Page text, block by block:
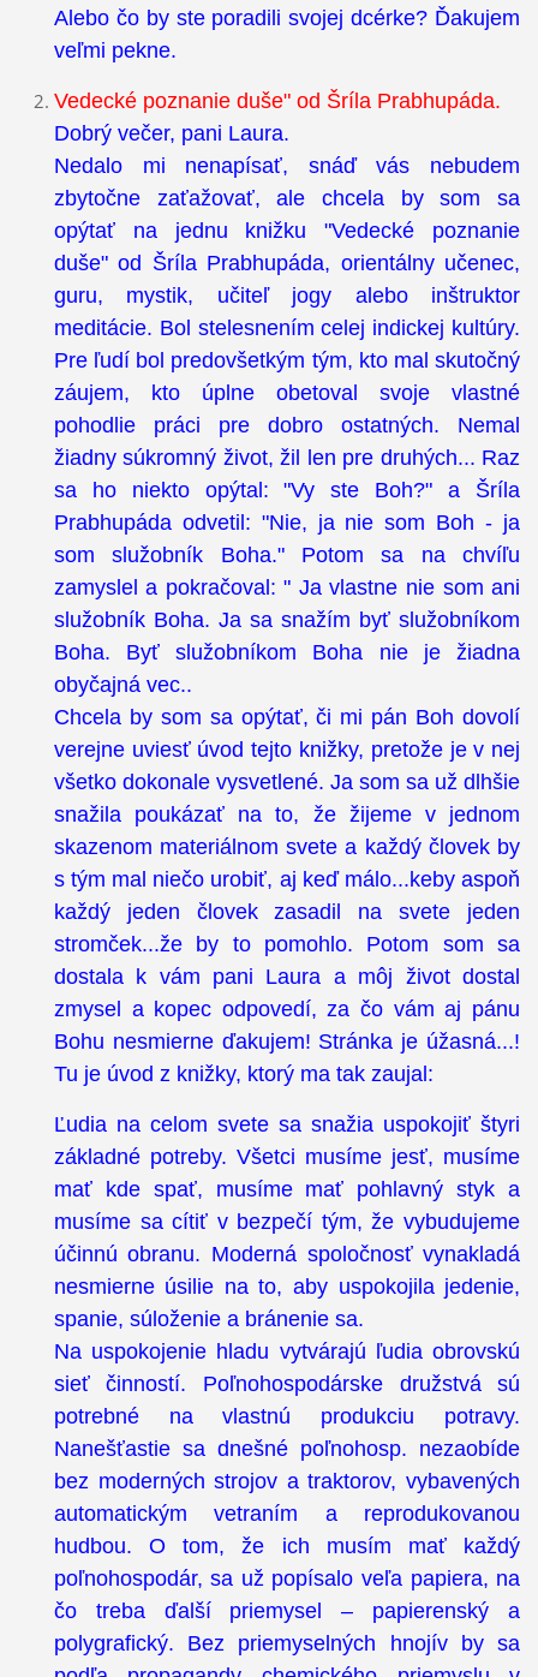
Alebo čo by ste poradili svojej dcérke? Ďakujem
veľmi pekne.
Vedecké poznanie duše" od Šríla Prabhupáda.
Dobrý večer, pani Laura.
Nedalo mi nenapísať, snáď vás nebudem
zbytočne zaťažovať, ale chcela by som sa
opýtať na jednu knižku "Vedecké poznanie
duše" od Šríla Prabhupáda, orientálny učenec,
guru, mystik, učiteľ jogy alebo inštruktor
meditácie. Bol stelesnením celej indickej kultúry.
Pre ľudí bol predovšetkým tým, kto mal skutočný
záujem, kto úplne obetoval svoje vlastné
pohodlie práci pre dobro ostatných. Nemal
žiadny súkromný život, žil len pre druhých... Raz
sa ho niekto opýtal: "Vy ste Boh?" a Šríla
Prabhupáda odvetil: "Nie, ja nie som Boh - ja
som služobník Boha." Potom sa na chvíľu
zamyslel a pokračoval: " Ja vlastne nie som ani
služobník Boha. Ja sa snažím byť služobníkom
Boha. Byť služobníkom Boha nie je žiadna
obyčajná vec..
Chcela by som sa opýtať, či mi pán Boh dovolí
verejne uviesť úvod tejto knižky, pretože je v nej
všetko dokonale vysvetlené. Ja som sa už dlhšie
snažila poukázať na to, že žijeme v jednom
skazenom materiálnom svete a každý človek by
s tým mal niečo urobiť, aj keď málo...keby aspoň
každý jeden človek zasadil na svete jeden
stromček...že by to pomohlo. Potom som sa
dostala k vám pani Laura a môj život dostal
zmysel a kopec odpovedí, za čo vám aj pánu
Bohu nesmierne ďakujem! Stránka je úžasná...!
Tu je úvod z knižky, ktorý ma tak zaujal:
Ľudia na celom svete sa snažia uspokojiť štyri
základné potreby. Všetci musíme jesť, musíme
mať kde spať, musíme mať pohlavný styk a
musíme sa cítiť v bezpečí tým, že vybudujeme
účinnú obranu. Moderná spoločnosť vynakladá
nesmierne úsilie na to, aby uspokojila jedenie,
spanie, súloženie a bránenie sa.
Na uspokojenie hladu vytvárajú ľudia obrovskú
sieť činností. Poľnohospodárske družstvá sú
potrebné na vlastnú produkciu potravy.
Nanešťastie sa dnešné poľnohosp. nezaobíde
bez moderných strojov a traktorov, vybavených
automatickým vetraním a reprodukovanou
hudbou. O tom, že ich musím mať každý
poľnohospodár, sa už popísalo veľa papiera, na
čo treba ďalší priemysel – papierenský a
polygrafický. Bez priemyselných hnojív by sa